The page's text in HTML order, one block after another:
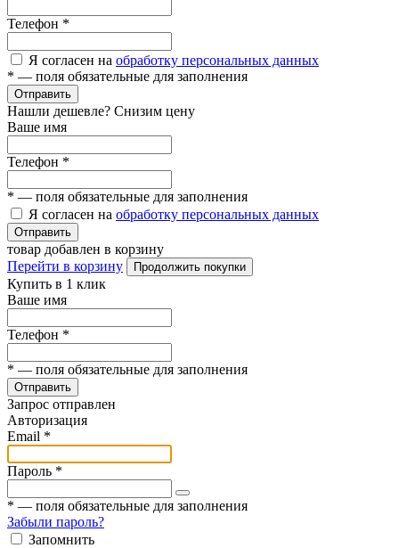
Телефон *
Я согласен на обработку персональных данных
* — поля обязательные для заполнения
Отправить
Нашли дешевле? Снизим цену
Ваше имя
Телефон *
* — поля обязательные для заполнения
Я согласен на обработку персональных данных
Отправить
товар добавлен в корзину
Перейти в корзину
Продолжить покупки
Купить в 1 клик
Ваше имя
Телефон *
* — поля обязательные для заполнения
Отправить
Запрос отправлен
Авторизация
Email *
Пароль *
* — поля обязательные для заполнения
Забыли пароль?
Запомнить